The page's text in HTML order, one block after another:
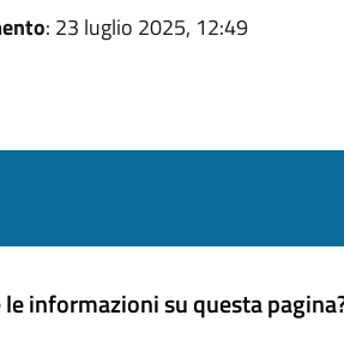
: 23 luglio 2025, 12:49
informazioni su questa